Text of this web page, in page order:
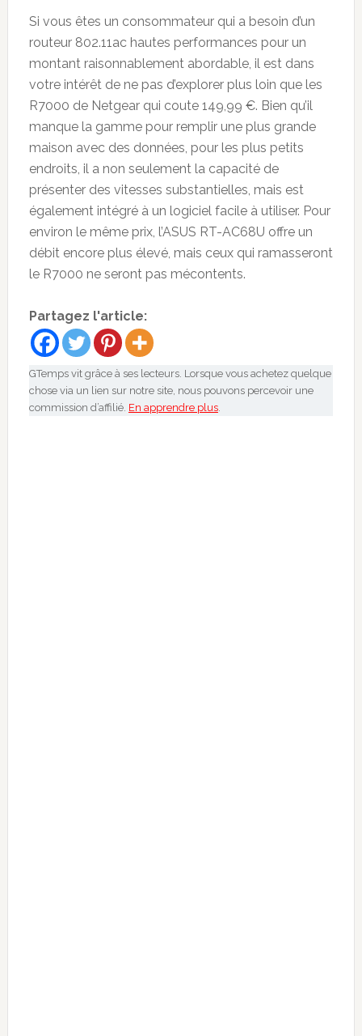
Si vous êtes un consommateur qui a besoin d’un
routeur 802.11ac hautes performances pour un
montant raisonnablement abordable, il est dans
votre intérêt de ne pas d’explorer plus loin que les
R7000 de Netgear qui coute 149,99 €. Bien qu’il
manque la gamme pour remplir une plus grande
maison avec des données, pour les plus petits
endroits, il a non seulement la capacité de
présenter des vitesses substantielles, mais est
également intégré à un logiciel facile à utiliser. Pour
environ le même prix, l’ASUS RT-AC68U offre un
débit encore plus élevé, mais ceux qui ramasseront
le R7000 ne seront pas mécontents.
Partagez l'article:
GTemps vit grâce à ses lecteurs. Lorsque vous achetez quelque
chose via un lien sur notre site, nous pouvons percevoir une
commission d’affilié. En apprendre plus.